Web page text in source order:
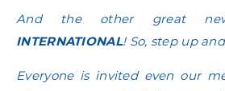
And the other great
INTERNATIONAL! So, step up
Everyone is invited even our